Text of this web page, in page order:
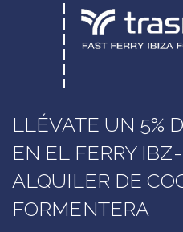
LLÉVATE UN 5%
EN EL FERRY
ALQUILER DE
FORMENTERA